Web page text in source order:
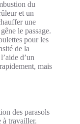
du
et un
une
le passage.
pour les
de la
d’un
mais
des parasols
à travailler.